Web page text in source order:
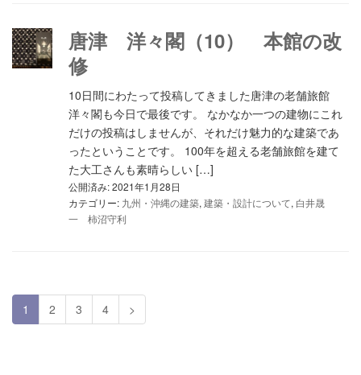
唐津 洋々閣（10） 本館の改
修
10日間にわたって投稿してきました唐津の老舗旅館
洋々閣も今日で最後です。 なかなか一つの建物にこれ
だけの投稿はしませんが、それだけ魅力的な建築であ
ったということです。 100年を超える老舗旅館を建て
た大工さんも素晴らしい […]
公開済み: 2021年1月28日
カテゴリー: 九州・沖縄の建築, 建築・設計について, 白井晟
一 柿沼守利
1 2 3 4 >